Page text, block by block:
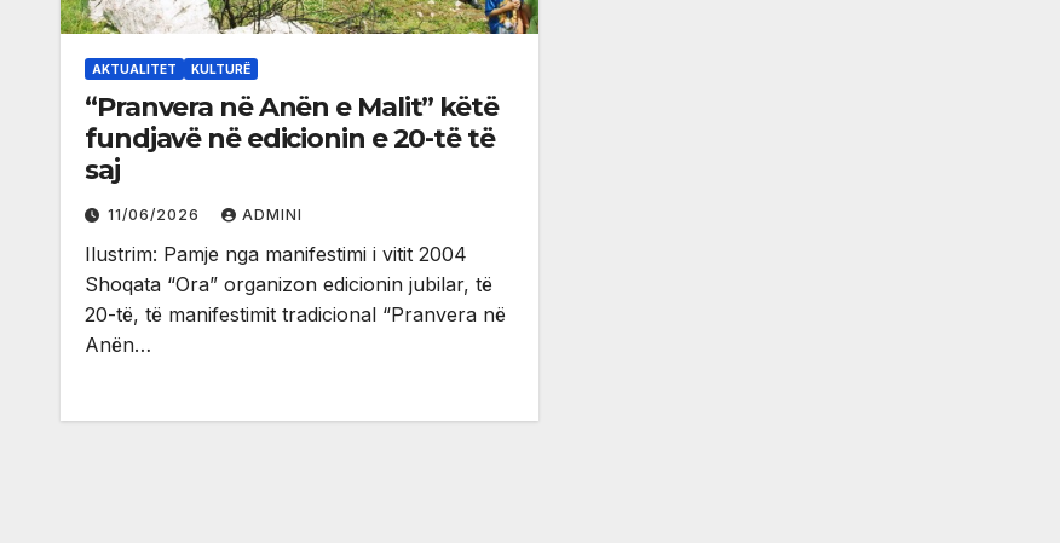
AKTUALITET KULTURË
“Pranvera në Anën e Malit” këtë
fundjavë në edicionin e 20-të të
saj
11/06/2026 ADMINI
Ilustrim: Pamje nga manifestimi i vitit 2004
Shoqata “Ora” organizon edicionin jubilar, të
20-të, të manifestimit tradicional “Pranvera në
Anën…